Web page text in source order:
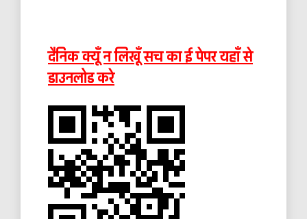
दैनिक क्यूँ न लिखूँ सच का ई पेपर यहाँ से
डाउनलोड करे